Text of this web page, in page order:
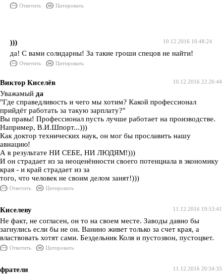
Ответить Цитировать
10.12.2016 16:48:24
)))
да! С вами солидарны! За такие гроши спецов не найти!
Ответить Цитировать
10.12.2016 22:26:44
Виктор Киселёв
Уважамый да
"Где справедливость и чего мы хотим? Какой профессионал
прийдёт работать за такую зарплату?"
Вы правы! Профессионал пусть лучше работает на производстве.
Например, В.И.Шпорт...)))
Как доктор технических наук, он мог бы прославить нашу
авиацию!
А в результате НИ СЕБЕ, НИ ЛЮДЯМ!)))
И он страдает из за неоценённости своего потенциала в экономику
края - и край страдает из за
того, что человек не своим делом занят!)))
Ответить Цитировать
11.12.2016 19:53:41
Киселеву
Не факт, не согласен, он то на своем месте. Заводы давно бы
загнулись если бы не он. Ванино живет только за счет края, а
властвовать хотят сами. Бездельник Коля и пустозвон, пустоцвет.
Ответить Цитировать
11.12.2016 20:34:35
фратели